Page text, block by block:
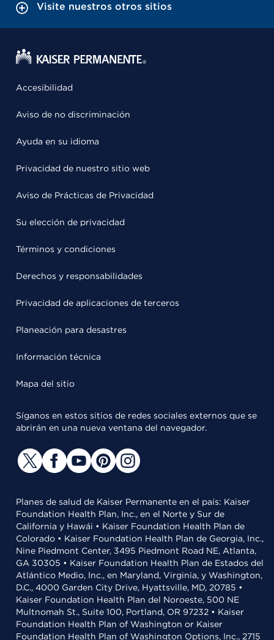
Visite nuestros otros sitios
Accesibilidad
Aviso de no discriminación
Ayuda en su idioma
Privacidad de nuestro sitio web
Aviso de Prácticas de Privacidad
Su elección de privacidad
Términos y condiciones
Derechos y responsabilidades
Privacidad de aplicaciones de terceros
Planeación para desastres
Información técnica
Mapa del sitio
Síganos en estos sitios de redes sociales externos que se
abrirán en una nueva ventana del navegador.
Planes de salud de Kaiser Permanente en el país: Kaiser
Foundation Health Plan, Inc., en el Norte y Sur de
California y Hawái • Kaiser Foundation Health Plan de
Colorado • Kaiser Foundation Health Plan de Georgia, Inc.,
Nine Piedmont Center, 3495 Piedmont Road NE, Atlanta,
GA 30305 • Kaiser Foundation Health Plan de Estados del
Atlántico Medio, Inc., en Maryland, Virginia, y Washington,
D.C., 4000 Garden City Drive, Hyattsville, MD, 20785 •
Kaiser Foundation Health Plan del Noroeste, 500 NE
Multnomah St., Suite 100, Portland, OR 97232 • Kaiser
Foundation Health Plan of Washington or Kaiser
Foundation Health Plan of Washington Options, Inc., 2715